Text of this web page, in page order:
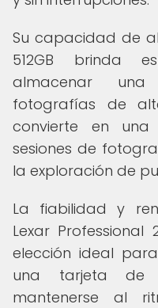
Su capacidad de
512GB brinda
almacenar
fotografías de
convierte en una
sesiones de
la exploración de
La fiabilidad y
Lexar Professional
elección ideal
una tarjeta de
mantenerse al